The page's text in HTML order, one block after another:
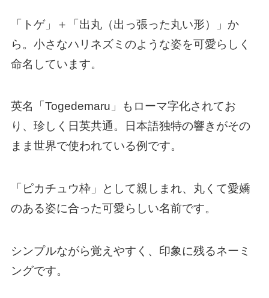
「トゲ」＋「出丸（出っ張った丸い形）」か
ら。小さなハリネズミのような姿を可愛らしく
命名しています。
英名「Togedemaru」もローマ字化されてお
り、珍しく日英共通。日本語独特の響きがその
まま世界で使われている例です。
「ピカチュウ枠」として親しまれ、丸くて愛嬌
のある姿に合った可愛らしい名前です。
シンプルながら覚えやすく、印象に残るネーミ
ングです。